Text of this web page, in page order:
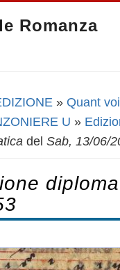
Romanza
» Quant
U »
del Sab, 13/06/